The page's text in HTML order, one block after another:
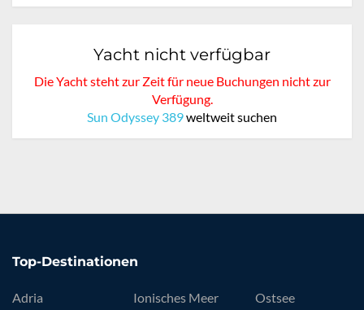
Yacht nicht verfügbar
Die Yacht steht zur Zeit für neue Buchungen nicht zur
Verfügung.
Sun Odyssey 389weltweit suchen
Top-Destinationen
Adria
Ionisches Meer
Ostsee